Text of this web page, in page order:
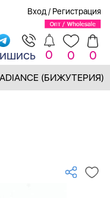
Вход / Регистрация
0 0 0
(БИЖУТЕРИЯ)